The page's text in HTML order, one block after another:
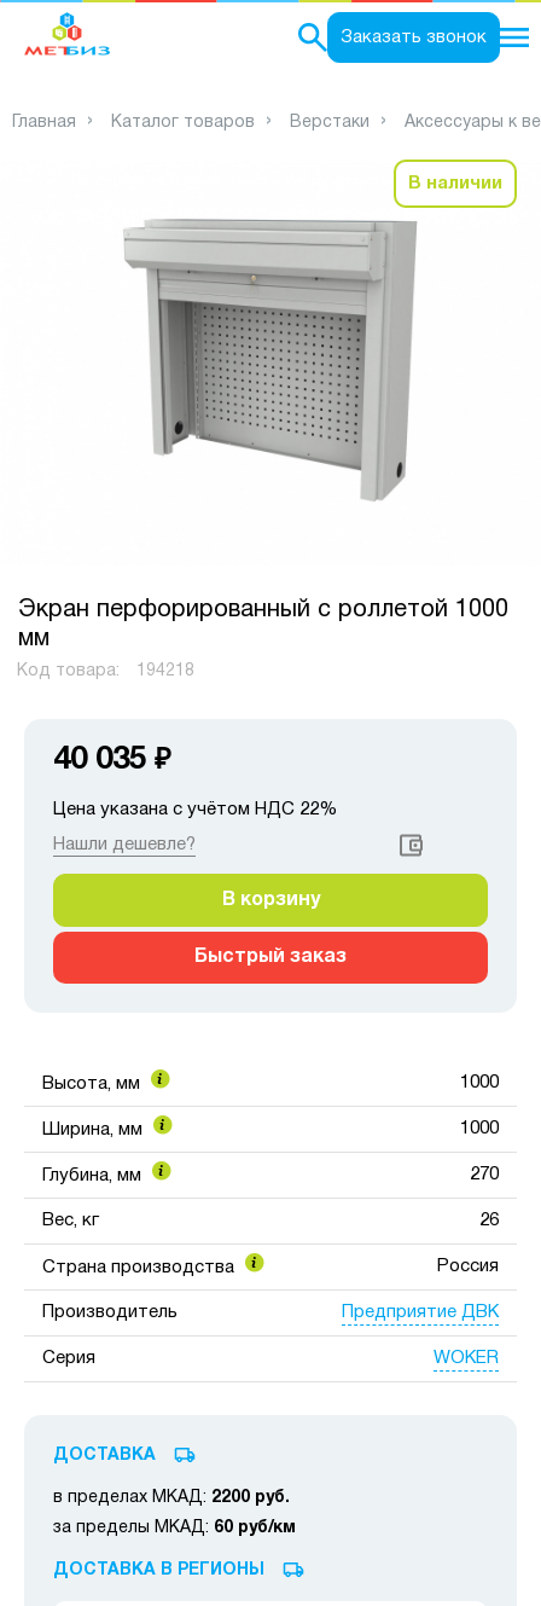
Заказать звонок
Главная Каталог товаров Верстаки Аксессуары к
В наличии
Экран перфорированный с роллетой 1000
мм
Код товара: 194218
40 035 ₽
Цена указана с учётом НДС 22%
Нашли дешевле?
В корзину
Быстрый заказ
Высота, мм 1000
Ширина, мм 1000
Глубина, мм 270
Вес, кг 26
Страна производства Россия
Производитель Предприятие ДВК
Серия WOKER
ДОСТАВКА
в пределах МКАД: 2200 руб.
за пределы МКАД: 60 руб/км
ДОСТАВКА В РЕГИОНЫ